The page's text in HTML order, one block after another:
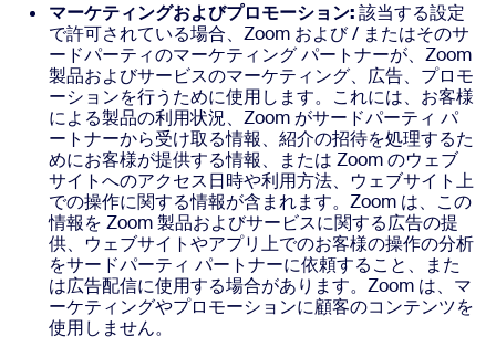
マーケティングおよびプロモーション:該当する設定
で許可されている場合、Zoom および / またはそのサ
ードパーティのマーケティング パートナーが、Zoom
製品およびサービスのマーケティング、広告、プロモ
ーションを行うために使用します。これには、お客様
による製品の利用状況、Zoom がサードパーティ パ
ートナーから受け取る情報、紹介の招待を処理するた
めにお客様が提供する情報、または Zoom のウェブ
サイトへのアクセス日時や利用方法、ウェブサイト上
での操作に関する情報が含まれます。Zoom は、この
情報を Zoom 製品およびサービスに関する広告の提
供、ウェブサイトやアプリ上でのお客様の操作の分析
をサードパーティ パートナーに依頼すること、また
は広告配信に使用する場合があります。Zoom は、マ
ーケティングやプロモーションに顧客のコンテンツを
使用しません。